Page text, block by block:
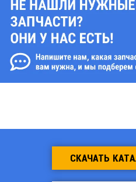
СКАЧАТЬ